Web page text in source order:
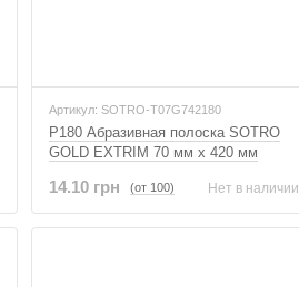
Артикул: SOTRO-T07G742180
P180 Абразивная полоска SOTRO
GOLD EXTRIM 70 мм x 420 мм
14.10 грн (от 100) Нет в наличии